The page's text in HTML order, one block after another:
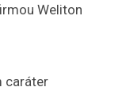
Weliton
caráter